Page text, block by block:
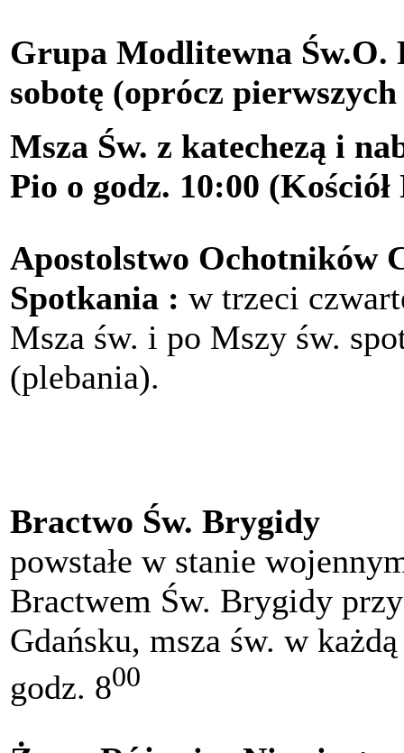
Grupa Modlitewna Św.O.
sobotę (oprócz
Msza Św. z katechezą i
Pio o godz. 10:00
Apostolstwo Ochotników
Spotkania : w trzeci
Msza św. i po Mszy św.
(plebania).
Bractwo Św. Brygidy
powstałe w stanie
Bractwem Św. Brygidy
Gdańsku, msza św. w
godz. 800